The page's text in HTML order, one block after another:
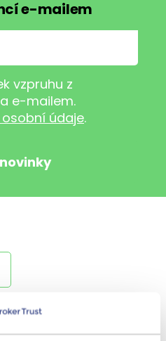
e-mailem
vzpruhu z
e-mailem.
údaje.